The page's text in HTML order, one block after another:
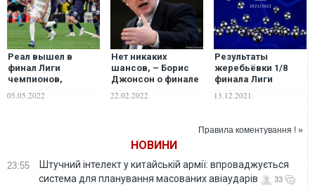
Реал вышел в
финал Лиги
чемпионов,
невероятный
05.05.2022
Нет никаких
шансов, – Борис
Джонсон о финале
России
22.02.2022
Результаты
жеребьёвки 1/8
финала Лиги
13.12.2021
Правила коментування ! »
НОВИНИ
23:55
Штучний інтелект у китайській армії: впроваджується
система для планування масованих авіаударів
33